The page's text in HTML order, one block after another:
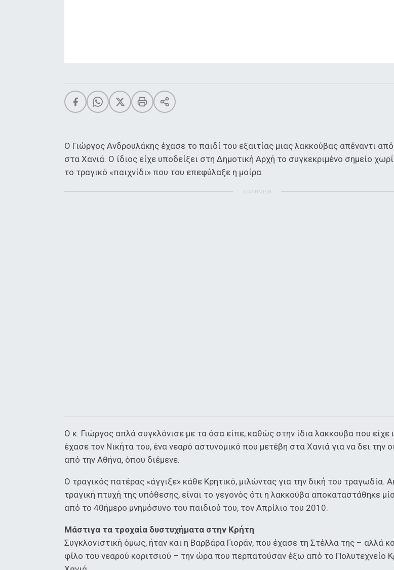
Ο Γιώργος Ανδρουλάκης έχασε το παιδί του εξαιτίας μιας λακκούβας απέναντι
στα Χανιά. Ο ίδιος είχε υποδείξει στη Δημοτική Αρχή το συγκεκριμένο σημείο
το τραγικό «παιχνίδι» που του επεφύλαξε η μοίρα.
ΔΙΑΦΗΜΙΣΗ
Ο κ. Γιώργος απλά συγκλόνισε με τα όσα είπε, καθώς στην ίδια λακκούβα που είχε
έχασε τον Νικήτα του, ένα νεαρό αστυνομικό που μετέβη στα Χανιά για να δει την
από την Αθήνα, όπου διέμενε.
Ο τραγικός πατέρας «άγγιξε» κάθε Κρητικό, μιλώντας για την δική του τραγωδία.
τραγική πτυχή της υπόθεσης, είναι το γεγονός ότι η λακκούβα αποκαταστάθηκε
από το 40ήμερο μνημόσυνο του παιδιού του, τον Απρίλιο του 2010.
Μάστιγα τα τροχαία δυστυχήματα στην Κρήτη
Συγκλονιστική όμως, ήταν και η Βαρβάρα Γιοράν, που έχασε τη Στέλλα της – αλλά
φίλο του νεαρού κοριτσιού – την ώρα που περπατούσαν έξω από το Πολυτεχνείο